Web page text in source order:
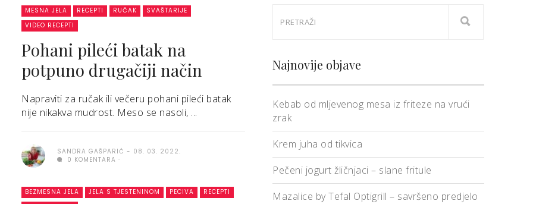
MESNA JELA RECEPTI RUČAK
SVAŠTARIJE
VIDEO RECEPTI
Pohani pileći batak na
potpuno drugačiji način
Napraviti za ručak ili večeru pohani pileći batak
nije nikakva mudrost. Meso se nasoli, ...
SANDRA GAŠPARIĆ
08. 03. 2022.
0 KOMENTARA
BEZMESNA JELA JELA S TJESTENINOM PECIVA
RECEPTI
Najnovije objave
Kebab od mljevenog mesa iz friteze na vrući
zrak
Krem juha od tikvica
Pečeni jogurt žličnjaci – slane fritule
Mazalice by Tefal Optigrill – savršeno predjelo